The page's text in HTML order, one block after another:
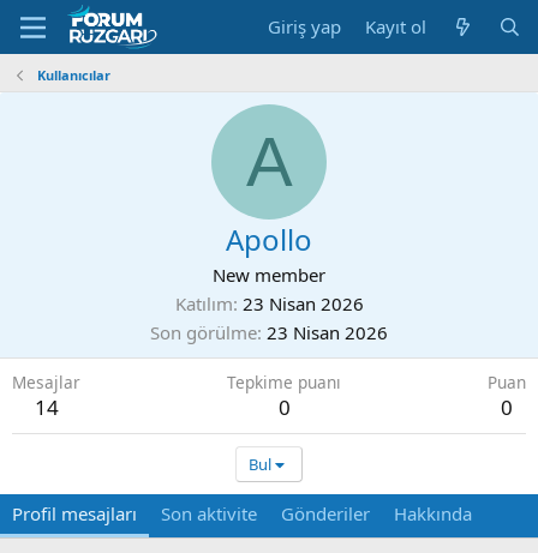
Giriş yap Kayıt ol
Kullanıcılar
A
Apollo
New member
Katılım 23 Nisan 2026
Son görülme 23 Nisan 2026
Mesajlar
14
Tepkime puanı
0
Puan
0
Bul
Profil mesajları Son aktivite Gönderiler Hakkında